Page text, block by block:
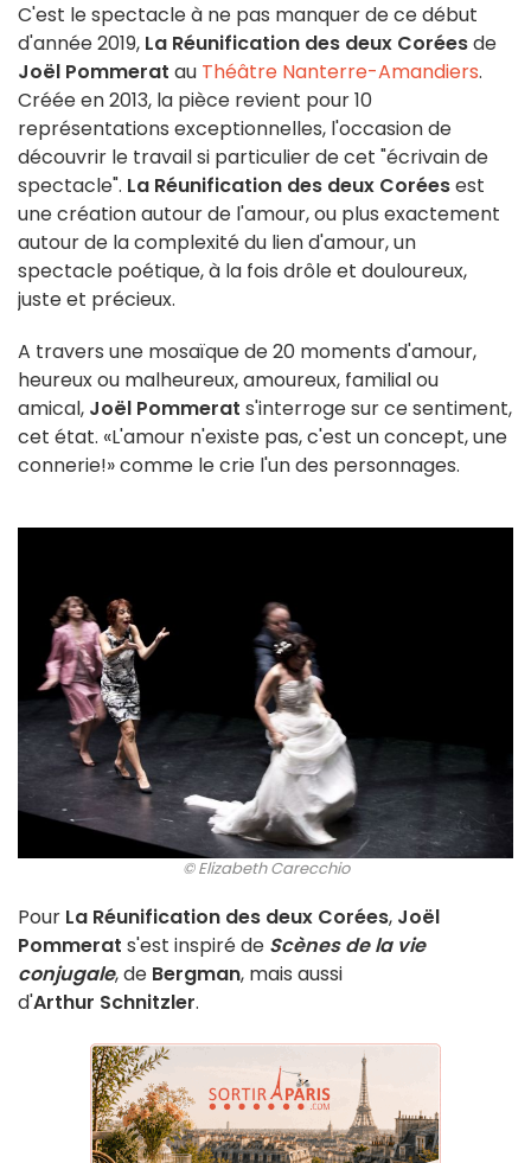
C'est le spectacle à ne pas manquer de ce début
d'année 2019, La Réunification des deux Coréesde
Joël Pommerat au Théâtre Nanterre-Amandiers.
Créée en 2013, la pièce revient pour 10
représentations exceptionnelles, l'occasion de
découvrir le travail si particulier de cet "écrivain de
spectacle". La Réunification des deux Coréesest
une création autour de l'amour, ou plus exactement
autour de la complexité du lien d'amour, un
spectacle poétique, à la fois drôle et douloureux,
juste et précieux.
A travers une mosaïque de 20 moments d'amour,
heureux ou malheureux, amoureux, familial ou
amical, Joël Pommerat s'interroge sur ce sentiment,
cet état. «L'amour n'existe pas, c'est un concept, une
connerie!» comme le crie l'un des personnages.
© Elizabeth Carecchio
Pour La Réunification des deux Corées, Joël
Pommerat s'est inspiré de Scènes de la vie
conjugale, de Bergman, mais aussi
d'Arthur Schnitzler.